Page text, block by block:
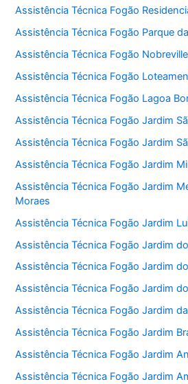
Assistência Técnica Fogão
Assistência Técnica Fogão Parque
Assistência Técnica Fogão Nobreville
Assistência Técnica Fogão
Assistência Técnica Fogão Lagoa
Assistência Técnica Fogão Jardim
Assistência Técnica Fogão Jardim
Assistência Técnica Fogão Jardim
Assistência Técnica Fogão Jardim
Moraes
Assistência Técnica Fogão Jardim
Assistência Técnica Fogão Jardim
Assistência Técnica Fogão Jardim
Assistência Técnica Fogão Jardim
Assistência Técnica Fogão Jardim
Assistência Técnica Fogão Jardim
Assistência Técnica Fogão Jardim
Assistência Técnica Fogão Jardim